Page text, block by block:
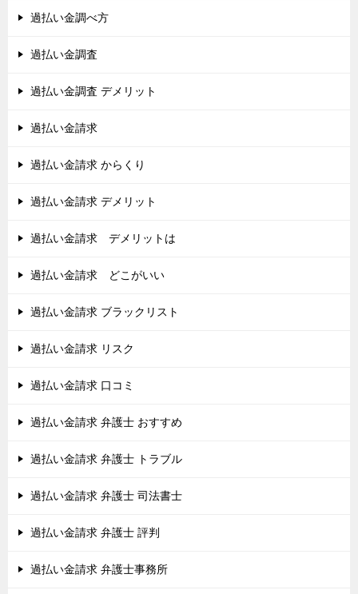
過払い金調べ方
過払い金調査
過払い金調査 デメリット
過払い金請求
過払い金請求 からくり
過払い金請求 デメリット
過払い金請求 デメリットは
過払い金請求 どこがいい
過払い金請求 ブラックリスト
過払い金請求 リスク
過払い金請求 口コミ
過払い金請求 弁護士 おすすめ
過払い金請求 弁護士 トラブル
過払い金請求 弁護士 司法書士
過払い金請求 弁護士 評判
過払い金請求 弁護士事務所